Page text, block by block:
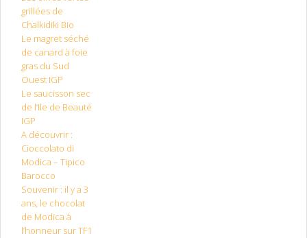
grillées de
Chalkidiki Bio
Le magret séché
de canard à foie
gras du Sud
Ouest IGP
Le saucisson sec
de l’Ile de Beauté
IGP
A découvrir :
Cioccolato di
Modica – Tipico
Barocco
Souvenir : il y a 3
ans, le chocolat
de Modica à
l’honneur sur TF1